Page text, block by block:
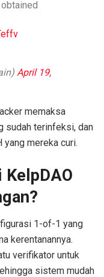
April 19,
memaksa
sudah terinfeksi, dan
yang mereka curi.
1-of-1 yang
kerentanannya.
verifikator untuk
sistem mudah